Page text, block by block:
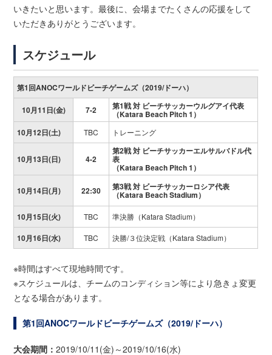
いきたいと思います。最後に、会場までたくさんの応援をして
いただきありがとうございます。
スケジュール
第1回ANOCワールドビーチゲームズ（2019/ドーハ）
10月11日(金) 7-2 第1戦 対 ビーチサッカーウルグアイ代表
（Katara Beach Pitch 1）
10月12日(土)
TBC トレーニング
10月13日(日) 4-2
第2戦 対 ビーチサッカーエルサルバドル代
表
（Katara Beach Pitch 1）
10月14日(月) 22:30 第3戦 対 ビーチサッカーロシア代表
（Katara Beach Stadium）
10月15日(火)
TBC 準決勝（Katara Stadium）
10月16日(水) TBC 決勝/３位決定戦（Katara Stadium）
※時間はすべて現地時間です。
※スケジュールは、チームのコンディション等により急きょ変更
となる場合があります。
第1回ANOCワールドビーチゲームズ（2019/ドーハ）
大会期間：2019/10/11(金)～2019/10/16(水)